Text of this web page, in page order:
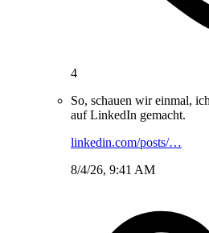
4
So, schauen wir einmal,
auf LinkedIn gemacht.
linkedin.com/posts/…
8/4/26, 9:41 AM